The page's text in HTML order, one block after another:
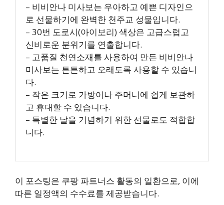
– 비비안나 미사보는 우아하고 예쁜 디자인으
로 선물하기에 완벽한 천주교 성물입니다.
– 30번 도로시(아이보리) 색상은 고급스럽고
신비로운 분위기를 연출합니다.
– 고품질 천연소재를 사용하여 만든 비비안나
미사보는 튼튼하고 오래도록 사용할 수 있습니
다.
– 작은 크기로 가방이나 주머니에 쉽게 보관하
고 휴대할 수 있습니다.
– 특별한 날을 기념하기 위한 선물로도 적합합
니다.
이 포스팅은 쿠팡 파트너스 활동의 일환으로, 이에
따른 일정액의 수수료를 제공받습니다.